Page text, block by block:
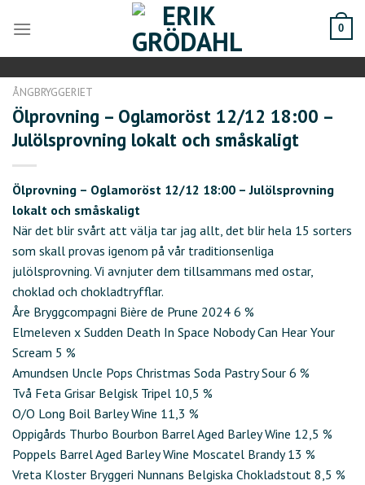
0
ÅNGBRYGGERIET
Ölprovning – Oglamoröst 12/12 18:00 –
Julölsprovning lokalt och småskaligt
Ölprovning – Oglamoröst 12/12 18:00 – Julölsprovning
lokalt och småskaligt
När det blir svårt att välja tar jag allt, det blir hela 15 sorters
som skall provas igenom på vår traditionsenliga
julölsprovning. Vi avnjuter dem tillsammans med ostar,
choklad och chokladtryfflar.
Åre Bryggcompagni Bière de Prune 2024 6 %
Elmeleven x Sudden Death In Space Nobody Can Hear Your
Scream 5 %
Amundsen Uncle Pops Christmas Soda Pastry Sour 6 %
Två Feta Grisar Belgisk Tripel 10,5 %
O/O Long Boil Barley Wine 11,3 %
Oppigårds Thurbo Bourbon Barrel Aged Barley Wine 12,5 %
Poppels Barrel Aged Barley Wine Moscatel Brandy 13 %
Vreta Kloster Bryggeri Nunnans Belgiska Chokladstout 8,5 %